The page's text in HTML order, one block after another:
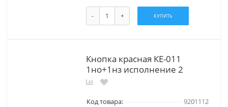
- + КУПИТЬ
Кнопка красная КЕ-011
1но+1нз исполнение 2
Код товара:
9201112